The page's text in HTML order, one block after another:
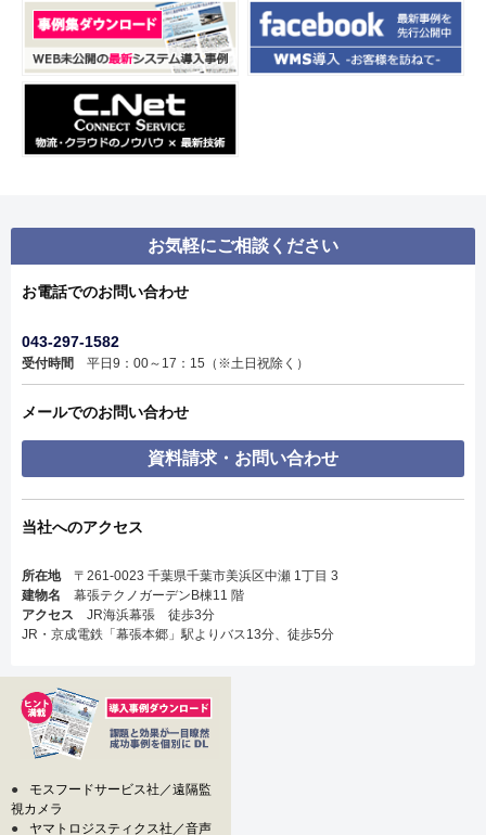
お気軽にご相談ください
お電話でのお問い合わせ
043-297-1582
受付時間 平日9：00～17：15（※土日祝除く）
メールでのお問い合わせ
資料請求・お問い合わせ
当社へのアクセス
所在地〒261-0023 千葉県千葉市美浜区中瀬 1丁目 3
建物名 幕張テクノガーデンB棟11 階
アクセス JR海浜幕張 徒歩3分
JR・京成電鉄「幕張本郷」駅よりバス13分、徒歩5分
●
モスフードサービス社／遠隔監
視カメラ
●
ヤマトロジスティクス社／音声